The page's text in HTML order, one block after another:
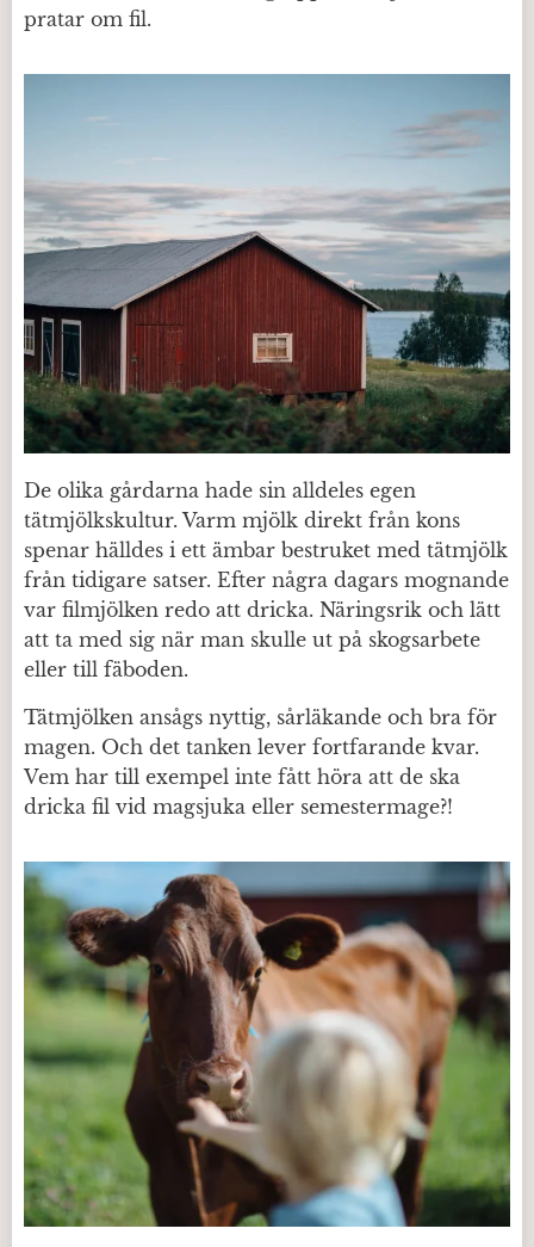
pratar om fil.
De olika gårdarna hade sin alldeles egen
tätmjölkskultur. Varm mjölk direkt från kons
spenar hälldes i ett ämbar bestruket med tätmjölk
från tidigare satser. Efter några dagars mognande
var filmjölken redo att dricka. Näringsrik och lätt
att ta med sig när man skulle ut på skogsarbete
eller till fäboden.
Tätmjölken ansågs nyttig, sårläkande och bra för
magen. Och det tanken lever fortfarande kvar.
Vem har till exempel inte fått höra att de ska
dricka fil vid magsjuka eller semestermage?!